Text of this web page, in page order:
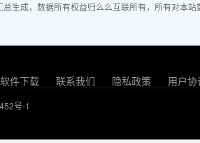
生成，数据所有权益归么么互联所有，所有对本
软件下载 联系我们 隐私政策 用户协
号-1